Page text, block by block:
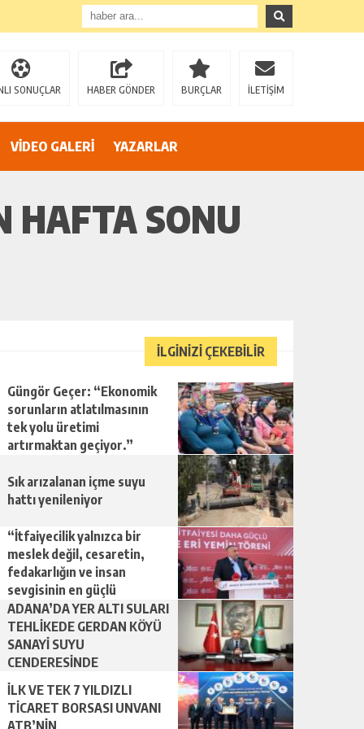
SONUÇLAR HABER GÖNDER BURÇLAR İLETİŞİM
VİDEO GALERİ YAZARLAR
HAFTA SONU
İLGİNİZİ ÇEKEBİLİR
Güngör Geçer: “Ekonomik
sorunların atlatılmasının
tek yolu üretimi
artırmaktan geçiyor.”
Sık arızalanan içme suyu
hattı yenileniyor
“İtfaiyecilik yalnızca bir
meslek değil, cesaretin,
fedakarlığın ve insan
sevgisinin en güçlü
temsilidir.”
ADANA’DA YER ALTI SULARI
TEHLİKEDE GERDAN KÖYÜ
SANAYİ SUYU
CENDERESİNDE
İLK VE TEK 7 YILDIZLI
TİCARET BORSASI UNVANI
ATB’NİN